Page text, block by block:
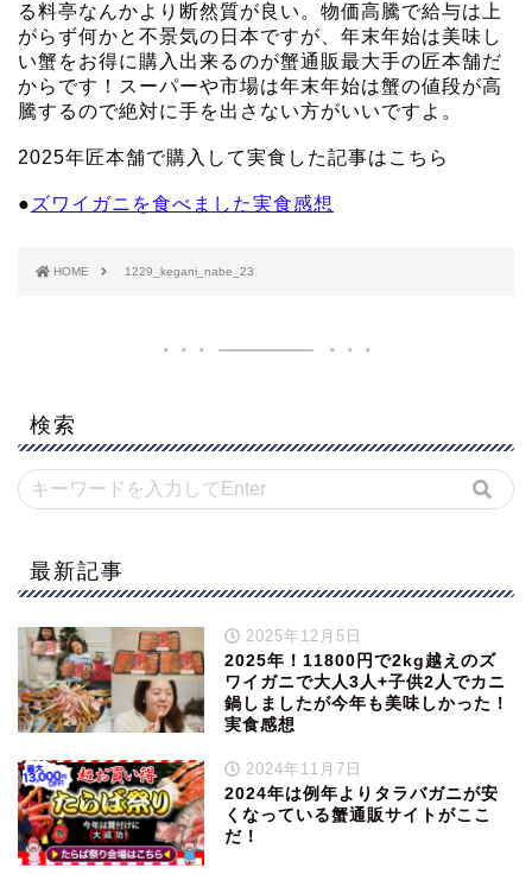
る料亭なんかより断然質が良い。物価高騰で給与は上
がらず何かと不景気の日本ですが、年末年始は美味し
い蟹をお得に購入出来るのが蟹通販最大手の匠本舗だ
からです！スーパーや市場は年末年始は蟹の値段が高
騰するので絶対に手を出さない方がいいですよ。
2025年匠本舗で購入して実食した記事はこちら
● ズワイガニを食べました実食感想
HOME 1229_kegani_nabe_23
検索
最新記事
2025年12月5日
2025年！11800円で2kg越えのズ
ワイガニで大人3人+子供2人でカニ
鍋しましたが今年も美味しかった！
実食感想
2024年11月7日
2024年は例年よりタラバガニが安
くなっている蟹通販サイトがここ
だ！